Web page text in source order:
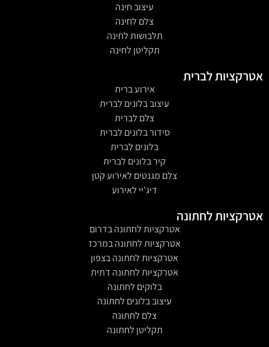
עיצוב חינה
צלם לחינה
תלבושות לחינה
תקליטן לחינה
אטרקציות לברית
אירוע ברית
עיצוב בלונים לברית
צלם לברית
סידור בלונים לברית
בלונים לברית
קיר בלונים לברית
צלם מגנטים לאירוע קטן
דיג'יי לאירוע
אטרקציות לחתונה
אטרקציות לחתונה בדרום
אטרקציות לחתונה במרכז
אטרקציות לחתונה בצפון
אטרקציות לחתונה דתית
בלוקים לחתונה
עיצוב בלונים לחתונה
צלם לחתונה
תקליטן לחתונה